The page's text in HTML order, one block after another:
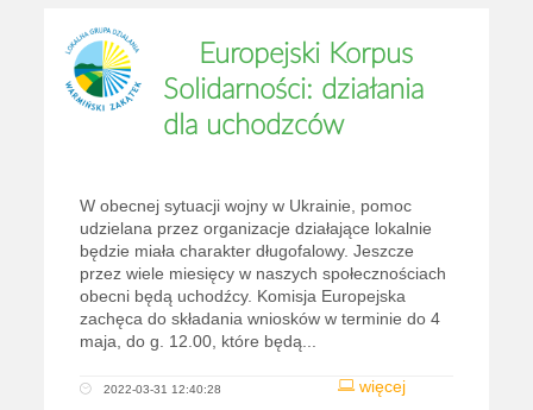
Europejski Korpus
Solidarności: działania
dla uchodzców
W obecnej sytuacji wojny w Ukrainie, pomoc
udzielana przez organizacje działające lokalnie
będzie miała charakter długofalowy. Jeszcze
przez wiele miesięcy w naszych społecznościach
obecni będą uchodźcy. Komisja Europejska
zachęca do składania wniosków w terminie do 4
maja, do g. 12.00, które będą...
więcej
2022-03-31 12:40:28